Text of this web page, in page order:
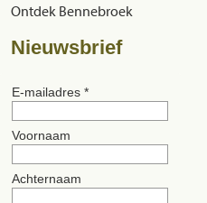
Ontdek Bennebroek
Nieuwsbrief